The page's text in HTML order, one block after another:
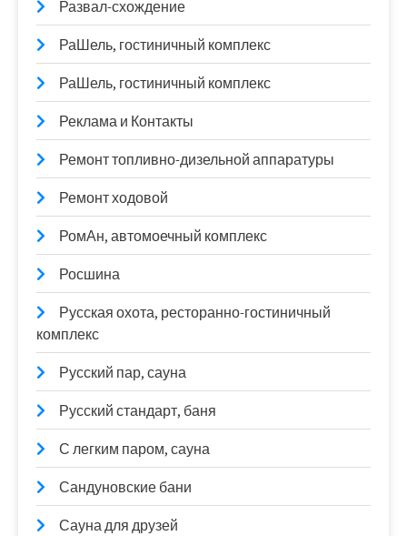
Развал-схождение
РаШель, гостиничный комплекс
РаШель, гостиничный комплекс
Реклама и Контакты
Ремонт топливно-дизельной аппаратуры
Ремонт ходовой
РомАн, автомоечный комплекс
Росшина
Русская охота, ресторанно-гостиничный
комплекс
Русский пар, сауна
Русский стандарт, баня
С легким паром, сауна
Сандуновские бани
Сауна для друзей